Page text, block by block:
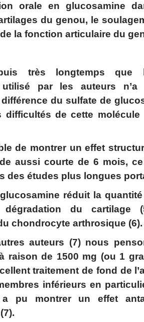
orale en glucosamine
du genou, le
de la fonction articulaire du
très longtemps que
utilisé par les auteurs n’a
différence du sulfate de
difficultés de cette
de montrer un effet
aussi courte de 6 mois,
des études plus longues
réduit la
du cartilage
chondrocyte arthrosique (6).
auteurs (7) nous
raison de 1500 mg (ou 1
traitement de fond de
inférieurs en
a pu montrer un effet